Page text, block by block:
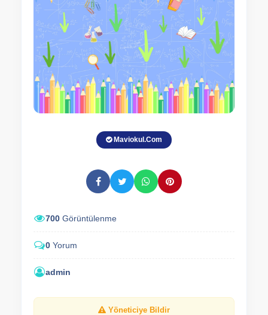
Maviokul.Com
700 Görüntülenme
0 Yorum
admin
Yöneticiye Bildir